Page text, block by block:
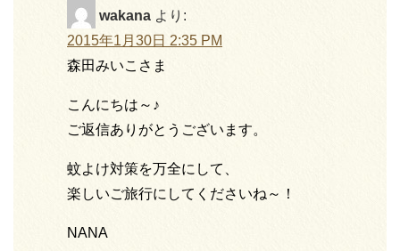
wakana より:
2015年1月30日 2:35 PM
森田みいこさま
こんにちは～♪
ご返信ありがとうございます。
蚊よけ対策を万全にして、
楽しいご旅行にしてくださいね～！
NANA